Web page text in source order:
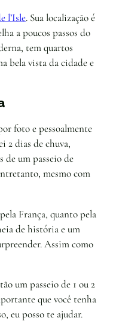
l’Isle. Sua localização é
a poucos passos do
tem quartos
bela vista da cidade e
foto e pessoalmente
2 dias de chuva,
de um passeio de
mesmo com
França, quanto pela
de história e um
Assim como
um passeio de 1 ou 2
que você tenha
eu posso te ajudar.